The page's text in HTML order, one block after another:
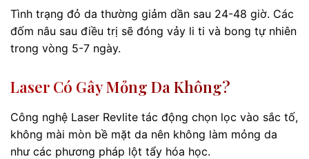
Tình trạng đỏ da thường giảm dần sau 24-48 giờ. Các
đốm nâu sau điều trị sẽ đóng vảy li ti và bong tự nhiên
trong vòng 5-7 ngày.
Laser Có Gây Mỏng Da Không?
Công nghệ Laser Revlite tác động chọn lọc vào sắc tố,
không mài mòn bề mặt da nên không làm mỏng da
như các phương pháp lột tẩy hóa học.